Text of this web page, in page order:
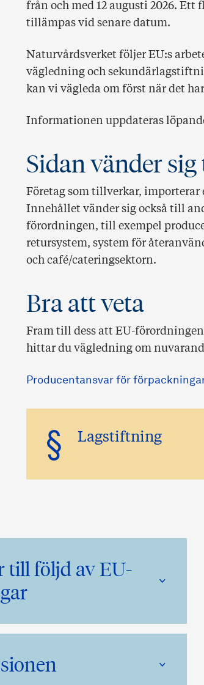
från och med 12 augusti 2026.
tillämpas vid senare datum.
Naturvårdsverket följer EU:s
vägledning och
kan vi vägleda om först när det
Informationen uppdateras
Sidan vänder
Företag som tillverkar,
Innehållet vänder sig också till
förordningen, till exempel
retursystem, system för
och café/cateringsektorn.
Bra att veta
Fram till dess att EU-
hittar du vägledning om
Producentansvar för
§ Lagstiftning
till följd av EU-